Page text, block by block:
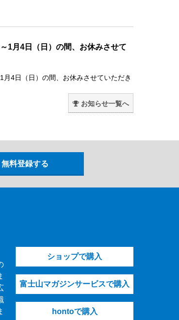
1月4日（日）の間、お休みさせて
月4日（日）の間、お休みさせていただき
お知らせ一覧へ
ショップで購入
富士山マガジンサービスで購入
hontoで購入